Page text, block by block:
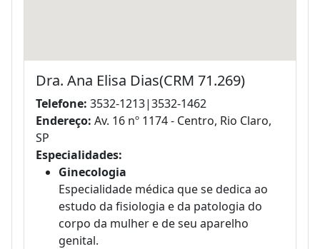
Dra. Ana Elisa Dias(CRM 71.269)
Telefone: 3532-1213|3532-1462
Endereço: Av. 16 nº 1174 - Centro, Rio Claro,
SP
Especialidades:
Ginecologia
Especialidade médica que se dedica ao
estudo da fisiologia e da patologia do
corpo da mulher e de seu aparelho
genital.